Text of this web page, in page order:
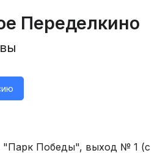
Переделкино
"Парк Победы", выход № 1 (с